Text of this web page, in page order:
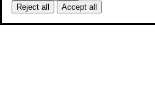
Reject all
Accept all